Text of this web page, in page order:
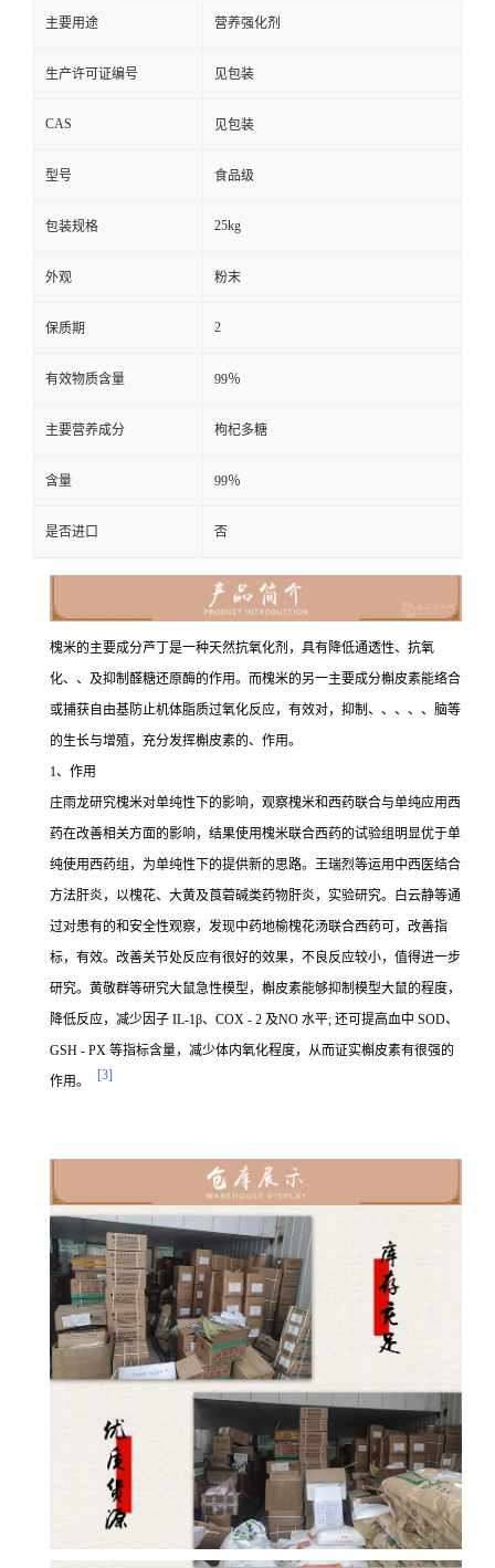
主要用途 营养强化剂
生产许可证编号 见包装
CAS 见包装
型号 食品级
包装规格 25kg
外观 粉末
保质期 2
有效物质含量 99％
主要营养成分 枸杞多糖
含量 99％
是否进口 否
槐米的主要成分芦丁是一种天然抗氧化剂，具有降低通透性、抗氧
化、、及抑制醛糖还原酶的作用。而槐米的另一主要成分槲皮素能络合
或捕获自由基防止机体脂质过氧化反应，有效对，抑制、、、、、脑等
的生长与增殖，充分发挥槲皮素的、作用。
1、作用
庄雨龙研究槐米对单纯性下的影响，观察槐米和西药联合与单纯应用西
药在改善相关方面的影响，结果使用槐米联合西药的试验组明显优于单
纯使用西药组，为单纯性下的提供新的思路。王瑞烈等运用中西医结合
方法肝炎，以槐花、大黄及莨菪碱类药物肝炎，实验研究。白云静等通
过对患有的和安全性观察，发现中药地榆槐花汤联合西药可，改善指
标，有效。改善关节处反应有很好的效果，不良反应较小，值得进一步
研究。黄敬群等研究大鼠急性模型，槲皮素能够抑制模型大鼠的程度，
降低反应，减少因子 IL-1β、COX - 2 及NO 水平; 还可提高血中 SOD、
GSH - PX 等指标含量，减少体内氧化程度，从而证实槲皮素有很强的
作用。
[3]